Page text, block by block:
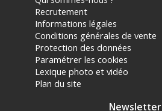
Recrutement
Informations légales
Conditions générales de vente
Protection des données
Paramétrer les cookies
Lexique photo et vidéo
Plan du site
Newsletter